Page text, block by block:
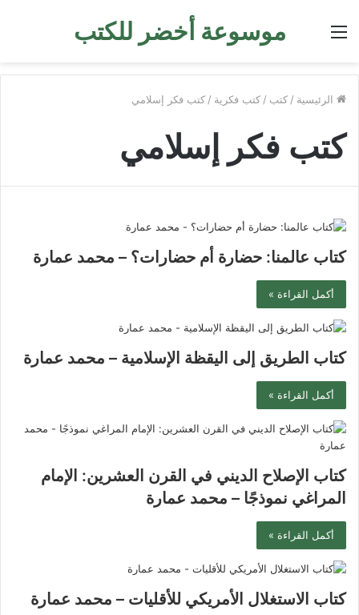
موسوعة أخضر للكتب القائمة
الرئيسية / كتب / كتب فكرية / كتب فكر إسلامي
كتب فكر إسلامي
كتاب عالمنا: حضارة أم حضارات؟ – محمد عمارة
أكمل القراءة »
كتاب الطريق إلى اليقظة الإسلامية – محمد عمارة
أكمل القراءة »
كتاب الإصلاح الديني في القرن العشرين: الإمام
المراغي نموذجًا – محمد عمارة
أكمل القراءة »
كتاب الاستغلال الأمريكي للأقليات – محمد عمارة